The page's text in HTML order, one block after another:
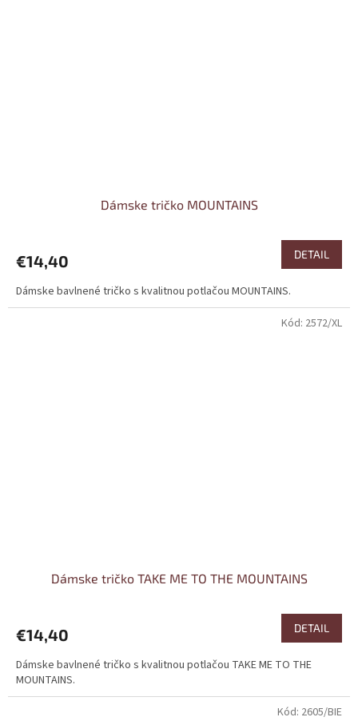
Dámske tričko MOUNTAINS
€14,40 DETAIL
Dámske bavlnené tričko s kvalitnou potlačou MOUNTAINS.
Dámske tričko TAKE ME TO THE MOUNTAINS
€14,40 DETAIL
Dámske bavlnené tričko s kvalitnou potlačou TAKE ME TO THE
MOUNTAINS.
Kód: 2572/XL
Kód: 2605/BIE